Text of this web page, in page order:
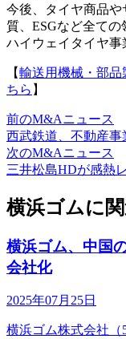
今後、タイヤ商品
質、ESGなど全て
ハイウェイタイヤ事
【輸送用機械・部
ちら 】
前のM&Aニュース
西武鉄道、不動産
次のM&Aニュース
三井松島HDが感熱
横浜ゴムに
横浜ゴム、中国
会社化
2025年07月25日
横浜ゴム株式会社（